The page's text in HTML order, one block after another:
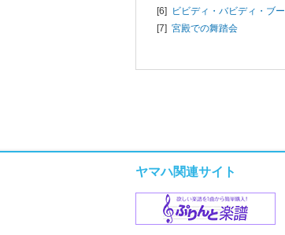
[6] ビビディ・バビディ・ブー
[7] 宮殿での舞踏会
ヤマハ関連サイト